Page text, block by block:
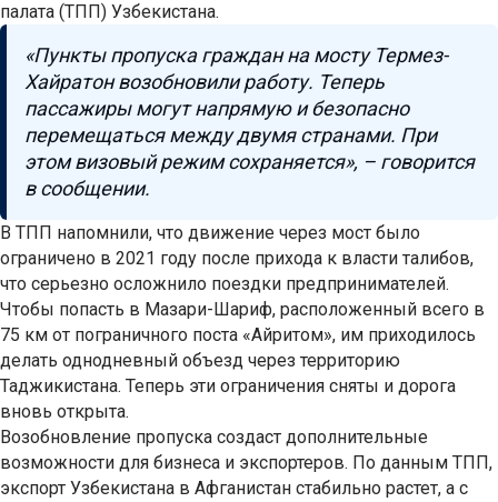
палата (ТПП) Узбекистана.
«Пункты пропуска граждан на мосту Термез-
Хайратон возобновили работу. Теперь
пассажиры могут напрямую и безопасно
перемещаться между двумя странами. При
этом визовый режим сохраняется», – говорится
в сообщении.
В ТПП напомнили, что движение через мост было
ограничено в 2021 году после прихода к власти талибов,
что серьезно осложнило поездки предпринимателей.
Чтобы попасть в Мазари-Шариф, расположенный всего в
75 км от пограничного поста «Айритом», им приходилось
делать однодневный объезд через территорию
Таджикистана. Теперь эти ограничения сняты и дорога
вновь открыта.
Возобновление пропуска создаст дополнительные
возможности для бизнеса и экспортеров. По данным ТПП,
экспорт Узбекистана в Афганистан стабильно растет, а с